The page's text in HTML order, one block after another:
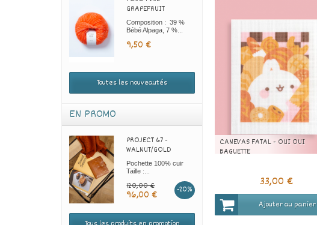
GRAPEFRUIT
Composition : 39 %
Bébé Alpaga, 7 %...
9,50 €
Toutes les nouveautés
EN PROMO
PROJECT 67 -
WALNUT/GOLD
Pochette 100% cuir
Taille :...
120,00 € -20%
96,00 €
CANEVAS FATAL - OUI OUI
BAGUETTE
33,00 €
Ajouter au panier